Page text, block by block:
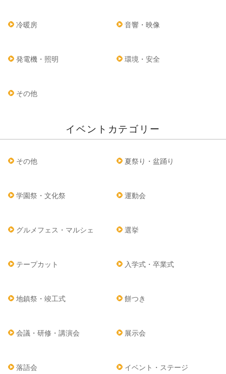
冷暖房 音響・映像
発電機・照明 環境・安全
その他
イベントカテゴリー
その他 夏祭り・盆踊り
学園祭・文化祭 運動会
グルメフェス・マルシェ 選挙
テープカット 入学式・卒業式
地鎮祭・竣工式 餅つき
会議・研修・講演会 展示会
落語会 イベント・ステージ